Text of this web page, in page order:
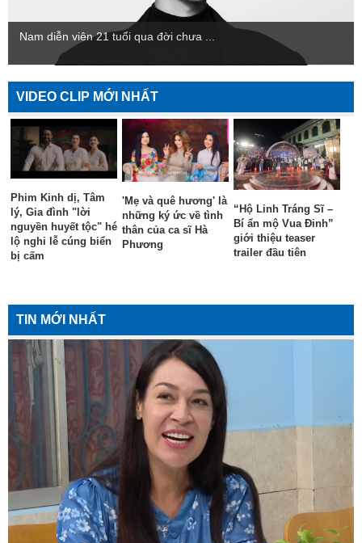
Nam diễn viên 21 tuổi qua đời chưa ...
VIDEO CLIP MỚI NHẤT
Phim Kinh dị, Tâm
lý, Gia đình "lời
nguyền huyết tộc" hé
lộ nghi lễ cúng biển
bị cấm
'Mẹ và quê hương' là
những ký ức về tình
thân của ca sĩ Hà
Phương
“Hộ Linh Tráng Sĩ –
Bí ẩn mộ Vua Đinh”
giới thiệu teaser
trailer đầu tiên
TIN MỚI NHẤT